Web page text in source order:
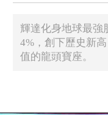
輝達化身地球最強
4%，創下歷史新
值的龍頭寶座。